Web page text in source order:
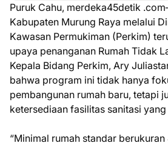
Puruk Cahu, merdeka45detik
Kabupaten Murung Raya melalui
Kawasan Permukiman (Perkim)
upaya penanganan Rumah Tidak
Kepala Bidang Perkim, Ary
bahwa program ini tidak hanya
pembangunan rumah baru, tetapi
ketersediaan fasilitas sanitasi
“Minimal rumah standar